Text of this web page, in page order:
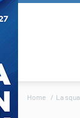
Home La